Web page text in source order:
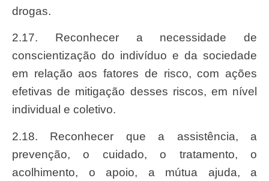
drogas.
2.17. Reconhecer a necessidade de
conscientização do indivíduo e da sociedade
em relação aos fatores de risco, com ações
efetivas de mitigação desses riscos, em nível
individual e coletivo.
2.18. Reconhecer que a assistência, a
prevenção, o cuidado, o tratamento, o
acolhimento, o apoio, a mútua ajuda, a